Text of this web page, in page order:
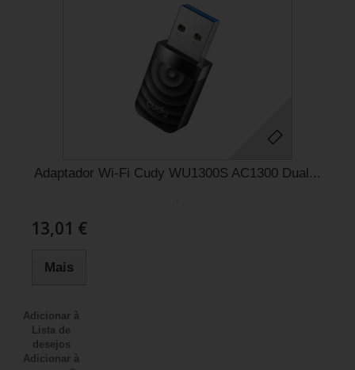
Adaptador Wi-Fi Cudy WU1300S AC1300 Dual...
13,01 €
Mais
Adicionar à
Lista de
desejos
Adicionar à